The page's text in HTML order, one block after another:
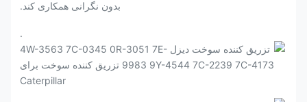
بدون نگرانی همکاری کند.
.